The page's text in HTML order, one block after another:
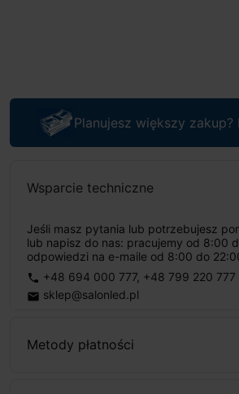
Planujesz większy zakup?
Wsparcie techniczne
Jeśli masz pytania lub potrzebujesz
lub napisz do nas: pracujemy od 8:00
odpowiedzi na e-maile od 8:00 do
phone +48 694 000 777, +48 799 220 777
email sklep@salonled.pl
Metody płatności